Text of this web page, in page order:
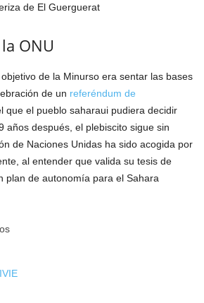
de El Guerguerat
ONU
de la Minurso era sentar las bases
de un referéndum de
que el pueblo saharaui pudiera decidir
años después, el plebiscito sigue sin
de Naciones Unidas ha sido acogida por
al entender que valida su tesis de
plan de autonomía para el Sahara